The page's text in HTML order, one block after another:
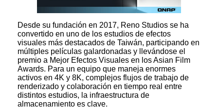
Desde su fundación en 2017, Reno Studios se ha
convertido en uno de los estudios de efectos
visuales más destacados de Taiwán, participando en
múltiples películas galardonadas y llevándose el
premio a Mejor Efectos Visuales en los Asian Film
Awards. Para un equipo que maneja enormes
activos en 4K y 8K, complejos flujos de trabajo de
renderizado y colaboración en tiempo real entre
distintos estudios, la infraestructura de
almacenamiento es clave.